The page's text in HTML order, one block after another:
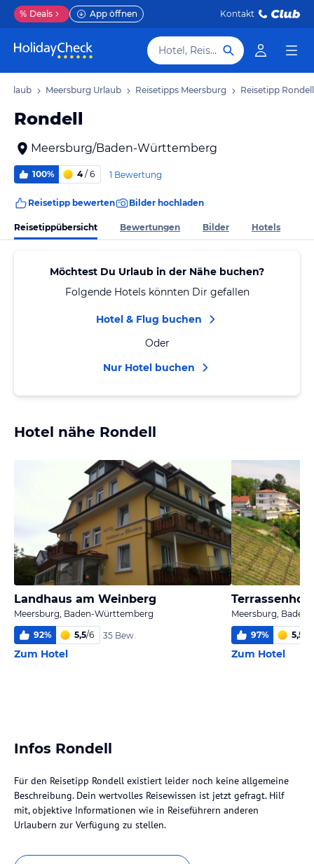
% Deals App öffnen Kontakt
Hotel, Reiseziel
Urlaub Meersburg Urlaub Reisetipps Meersburg Reisetipp Rondell
Rondell
Meersburg/Baden-Württemberg
100% 4/ 6 1 Bewertung
Reisetipp bewerten Bilder hochladen
Reisetippübersicht Bewertungen Bilder Hotels
Möchtest Du Urlaub in der Nähe buchen?
Folgende Hotels könnten Dir gefallen
Hotel & Flug buchen
Oder
Nur Hotel buchen
Hotel nähe Rondell
Landhaus am Weinberg
Meersburg, Baden-Württemberg
92% 5,5/6 35 Bew.
Zum Hotel
Meersburg,
97% 5,5
Zum Hotel
Infos Rondell
Für den Reisetipp Rondell existiert leider noch keine allgemeine
Beschreibung. Dein wertvolles Reisewissen ist jetzt gefragt. Hilf
mit, objektive Informationen wie in Reiseführern anderen
Urlaubern zur Verfügung zu stellen.